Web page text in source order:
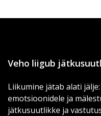
Veho liigub
Liikumine jätab alati
emotsioonidele ja
jätkusuutlikke ja